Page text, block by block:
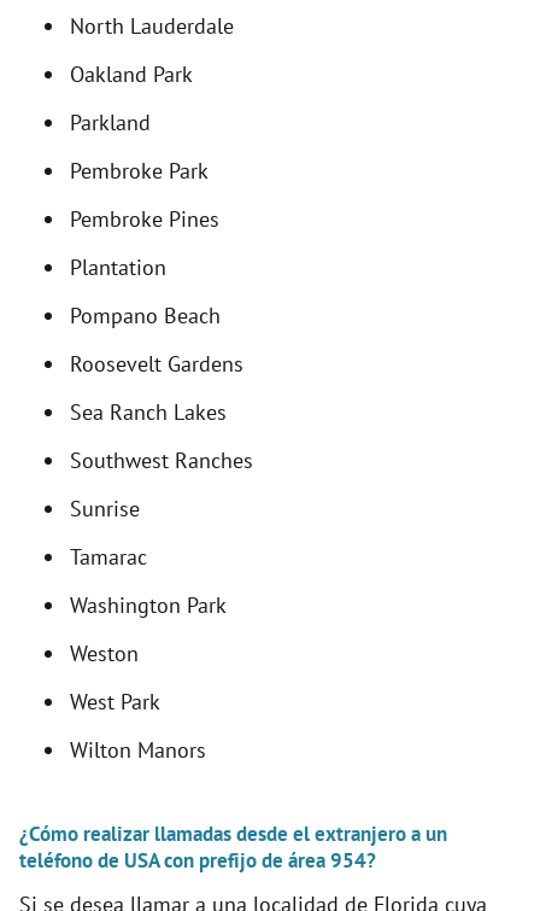
North Lauderdale
Oakland Park
Parkland
Pembroke Park
Pembroke Pines
Plantation
Pompano Beach
Roosevelt Gardens
Sea Ranch Lakes
Southwest Ranches
Sunrise
Tamarac
Washington Park
Weston
West Park
Wilton Manors
¿Cómo realizar llamadas desde el extranjero a un
teléfono de USA con prefijo de área 954?
Si se desea llamar a una localidad de Florida cuya